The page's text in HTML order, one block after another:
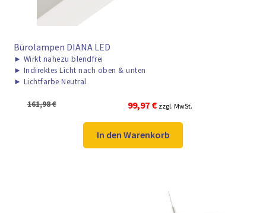
Bürolampen DIANA LED
► Wirkt nahezu blendfrei
► Indirektes Licht nach oben & unten
► Lichtfarbe Neutral
161,98€
Ursprünglicher
war:
161,98 €
99,97 €Aktueller
ist:
99,97 €.
zzgl. MwSt.
In den Warenkorb